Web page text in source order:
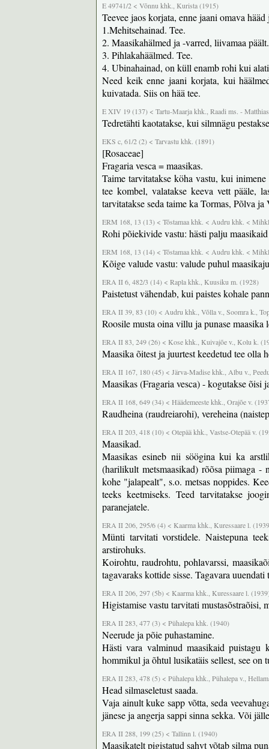
E 49741/2 < Võnnu khk., Kurista (1915)
Teevee jaos korjata, enne jaani omava
1.Mehitsehainad. Tee.
2. Maasikahälmed ja -varred, liivamaa päält.
3. Pihlakahäälmed. Tee.
4. Ubinahainad, on küll enamb rohi kui
Need keik enne jaani korjata, kui
kuivatada. Siis on hää tee.
E XIV 19 (137) < Tartu-Maarja khk., Raadi ms. -
Tedretähti kaotatakse, kui silmnägu
EKS c, 61/2 (2) < Tarvastu khk. (1891)
[Rosaceae]
Fragaria vesca = maasikas.
Taime tarvitatakse köha vastu, kui
tee kombel, valatakse keeva vett pääle,
tarvitatakse seda taime ka Tormas, Põlva
ERM 168, 13 (13) < Tõstamaa khk. < Audru khk. <
Rohi põiekivide vastu: hästi palju
ERM 168, 13 (14) < Tõstamaa khk. < Audru khk. <
Kõige valude vastu: valude puhul
ERA II 6, 482/3 (14) < Rapla khk., Kuusiku m. (1928)
Paistetust vähendab, kui paistes kohale
ERA II 39, 83 (10) < Audru khk., Võlla v., Soomra k.,
Roosile musta oina villu ja punase maasika
ERA II 83, 249 (26) < Kose khk., Kuivajõe v., Kolu k.
Maasika õitest ja juurtest keedetud tee olla
ERA II 167, 180 (45) < Järva-Madise khk., Albu v.,
Maasikas (Fragaria vesca) - kogutakse õisi
ERA II 168, 649 (34) < Häädemeeste khk., Orajõe v.
Raudheina (raudreiarohi), vereheina
ERA II 203, 418 (10) < Otepää khk., Vastse-Otepää v.
Maasikad.
Maasikas esineb nii söögina kui ka
(harilikult metsmaasikad) rõõsa piimaga -
kohe "jalapealt", s.o. metsas noppides.
teeks keetmiseks. Teed tarvitatakse
paranejatele.
ERA II 206, 295/6 (4) < Kaarma khk., Kuressaare l.
Münti tarvitati vorstidele. Naistepuna
arstirohuks.
Koirohtu, raudrohtu, pohlavarssi,
tagavaraks kottide sisse. Tagavara
ERA II 206, 297 (5b) < Kaarma khk., Kuressaare l.
Higistamise vastu tarvitati mustasõstraõisi,
ERA II 283, 477 (3) < Pühalepa khk. (1940)
Neerude ja põie puhastamine.
Hästi vara valminud maasikaid puistagu
hommikul ja õhtul lusikatäis sellest, see on
ERA II 283, 478 (5) < Pühalepa khk., Pühalepa v.,
Head silmaseletust saada.
Vaja ainult kuke sapp võtta, seda
jänese ja angerja sappi sinna sekka. Või
ERA II 288, 199 (25) < Tallinn l. (1940)
Maasikatelt pigistatud sahvt võtab silma